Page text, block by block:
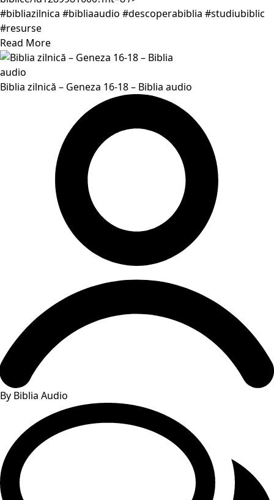
#bibliazilnica #bibliaaudio #descoperabiblia #studiubiblic
#resurse
Read More
Biblia zilnică – Geneza 16-18 – Biblia audio
By Biblia Audio